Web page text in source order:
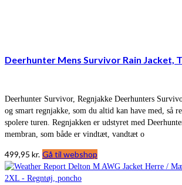
Deerhunter Mens Survivor Rain Jacket,
Deerhunter Survivor, Regnjakke Deerhunters
og smart regnjakke, som du altid kan have med, så
spolere turen. Regnjakken er udstyret med
membran, som både er vindtæt, vandtæt o
499,95 kr. Gå til webshop